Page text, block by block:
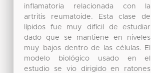
inflamatoria relacionada con la
artritis reumatoide. Esta clase de
lípidos fue muy difícil de estudiar
dado que se mantiene en niveles
muy bajos dentro de las células. El
modelo biológico usado en el
estudio se vio dirigido en ratones